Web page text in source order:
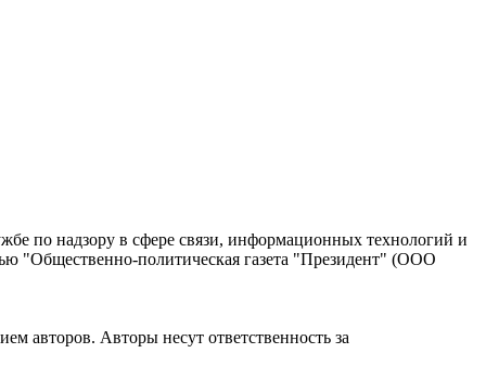
по надзору в сфере связи, информационных технологий и
"Общественно-политическая газета "Президент" (ООО
авторов. Авторы несут ответственность за